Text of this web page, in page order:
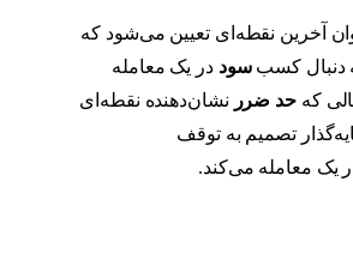
آخرین نقطه‌ای تعیین می‌شود که
دنبال کسبسود در یک معامله
که حد ضرر نشان‌دهنده نقطه‌ای
تصمیم به توقف
یک معامله می‌کند.